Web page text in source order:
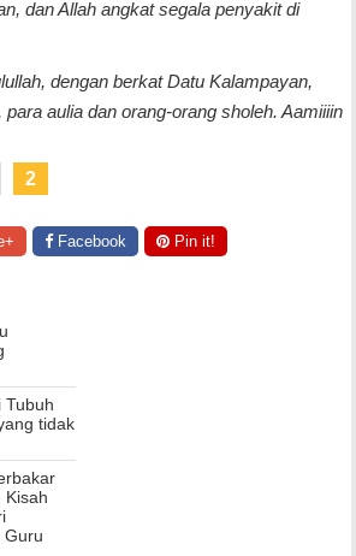
dan Allah angkat segala penyakit di
dengan berkat Datu Kalampayan,
aulia dan orang-orang sholeh. Aamiiiin
2
Facebook Pin it!
Tubuh
tidak
Kisah
Guru